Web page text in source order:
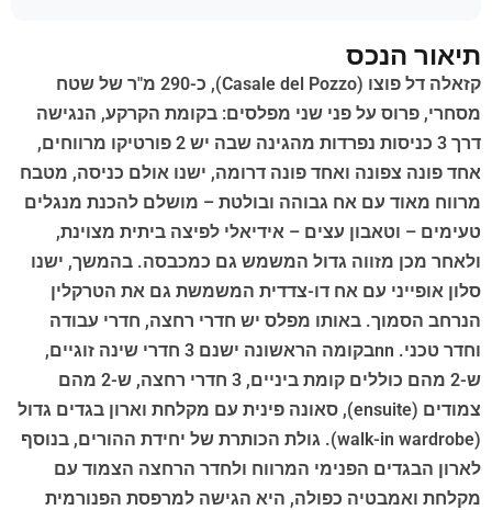
תיאור הנכס
קזאלה דל פוצו (Casale del Pozzo), כ-290 מ"ר של שטח
מסחרי, פרוס על פני שני מפלסים: בקומת הקרקע, הנגישה
דרך 3 כניסות נפרדות מהגינה שבה יש 2 פורטיקו מרווחים,
אחד פונה צפונה ואחד פונה דרומה, ישנו אולם כניסה, מטבח
מרווח מאוד עם אח גבוהה ובולטת – מושלם להכנת מנגלים
טעימים – וטאבון עצים – אידיאלי לפיצה ביתית מצוינת,
ולאחר מכן מזווה גדול המשמש גם כמכבסה. בהמשך, ישנו
סלון אופייני עם אח דו-צדדית המשמשת גם את הטרקלין
הנרחב הסמוך. באותו מפלס יש חדרי רחצה, חדרי עבודה
וחדר טכני. nnבקומה הראשונה ישנם 3 חדרי שינה זוגיים,
ש-2 מהם כוללים קומת ביניים, 3 חדרי רחצה, ש-2 מהם
צמודים (ensuite), סאונה פינית עם מקלחת וארון בגדים גדול
(walk-in wardrobe). גולת הכותרת של יחידת ההורים, בנוסף
לארון הבגדים הפנימי המרווח ולחדר הרחצה הצמוד עם
מקלחת ואמבטיה כפולה, היא הגישה למרפסת הפנורמית